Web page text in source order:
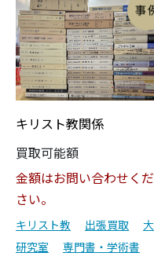
キリスト教関係
買取可能額
金額はお問い合わせくだ
さい。
キリスト教 出張買取
研究室
専門書・学術書